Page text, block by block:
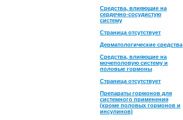
Средства, влияющие на
сердечно-сосудистую
систему
Страница отсутствует
Дерматологические средства
Средства, влияющие на
мочеполовую систему и
половые гормоны
Страница отсутствует
Препараты гормонов для
системного применения
(кроме половых гормонов и
инсулинов)